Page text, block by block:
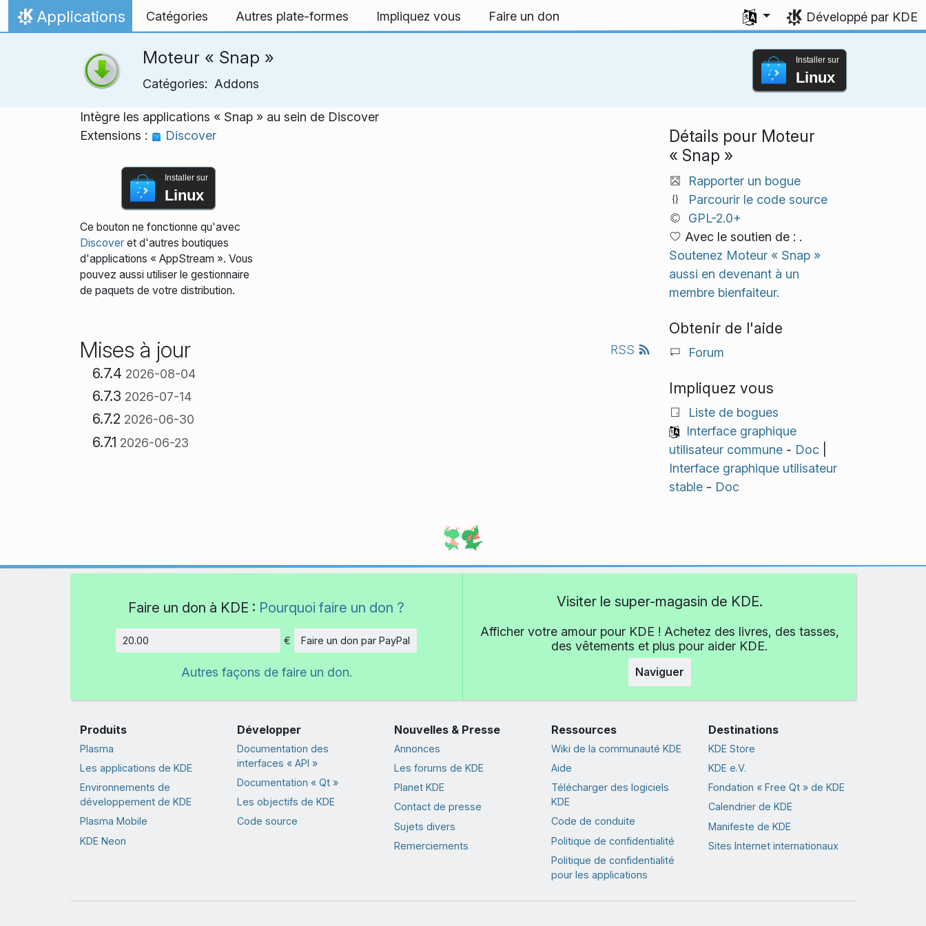
Aller directement au contenu
Accueil
Applications Catégories Autres plate-formes Impliquez vous Faire un don
Sélectionner votre langue
Développé par KDE
Moteur « Snap »
Catégories: Addons
Installer sur
Linux
Intègre les applications « Snap » au sein de Discover
Extensions :
Discover
Installer sur
Linux
Ce bouton ne fonctionne qu'avec
Discoveret d'autres boutiques
d'applications « AppStream ». Vous
pouvez aussi utiliser le gestionnaire
de paquets de votre distribution.
Mises à jour RSS
6.7.4 2026-08-04
6.7.3 2026-07-14
6.7.2 2026-06-30
6.7.1 2026-06-23
Détails pour Moteur
« Snap »
Rapporter un bogue
Parcourir le code source
GPL-2.0+
Avec le soutien de : .
Soutenez Moteur « Snap »
aussi en devenant à un
membre bienfaiteur.
Obtenir de l'aide
Forum
Impliquez vous
Liste de bogues
Interface graphique
utilisateur commune- Doc|
Interface graphique utilisateur
stable- Doc
Faire un don à KDE : Pourquoi faire un don ?
Montant
€ Faire un don par PayPal
Autres façons de faire un don.
Visiter le super-magasin de KDE.
Afficher votre amour pour KDE ! Achetez des livres, des tasses,
des vêtements et plus pour aider KDE.
Naviguer
Produits
Plasma
Les applications de KDE
Environnements de
développement de KDE
Plasma Mobile
KDE Neon
Développer
Documentation des
interfaces « API »
Documentation « Qt »
Les objectifs de KDE
Code source
Nouvelles & Presse
Annonces
Les forums de KDE
Planet KDE
Contact de presse
Sujets divers
Remerciements
Ressources
Wiki de la communauté KDE
Aide
Télécharger des logiciels
KDE
Code de conduite
Politique de confidentialité
Politique de confidentialité
pour les applications
Destinations
KDE Store
KDE e.V.
Fondation « Free Qt » de KDE
Calendrier de KDE
Manifeste de KDE
Sites Internet internationaux